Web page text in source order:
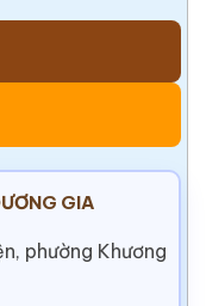
GIA
phường Khương